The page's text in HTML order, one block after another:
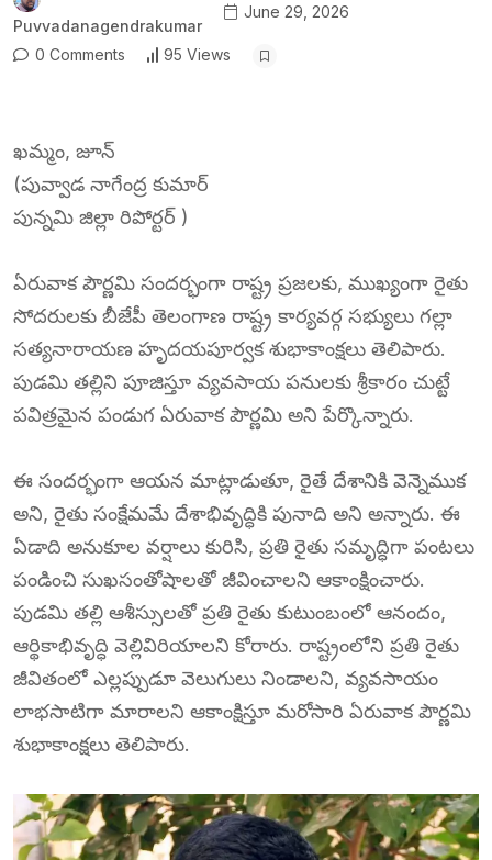
Puvvadanagendrakumar
June 29, 2026
0 Comments 95 Views
ఖమ్మం, జూన్
(పువ్వాడ నాగేంద్ర కుమార్
పున్నమి జిల్లా రిపోర్టర్ )
ఏరువాక పౌర్ణమి సందర్భంగా రాష్ట్ర ప్రజలకు, ముఖ్యంగా రైతు
సోదరులకు బీజేపీ తెలంగాణ రాష్ట్ర కార్యవర్గ సభ్యులు గల్లా
సత్యనారాయణ హృదయపూర్వక శుభాకాంక్షలు తెలిపారు.
పుడమి తల్లిని పూజిస్తూ వ్యవసాయ పనులకు శ్రీకారం చుట్టే
పవిత్రమైన పండుగ ఏరువాక పౌర్ణమి అని పేర్కొన్నారు.
ఈ సందర్భంగా ఆయన మాట్లాడుతూ, రైతే దేశానికి వెన్నెముక
అని, రైతు సంక్షేమమే దేశాభివృద్ధికి పునాది అని అన్నారు. ఈ
ఏడాది అనుకూల వర్షాలు కురిసి, ప్రతి రైతు సమృద్ధిగా పంటలు
పండించి సుఖసంతోషాలతో జీవించాలని ఆకాంక్షించారు.
పుడమి తల్లి ఆశీస్సులతో ప్రతి రైతు కుటుంబంలో ఆనందం,
ఆర్థికాభివృద్ధి వెల్లివిరియాలని కోరారు. రాష్ట్రంలోని ప్రతి రైతు
జీవితంలో ఎల్లప్పుడూ వెలుగులు నిండాలని, వ్యవసాయం
లాభసాటిగా మారాలని ఆకాంక్షిస్తూ మరోసారి ఏరువాక పౌర్ణమి
శుభాకాంక్షలు తెలిపారు.